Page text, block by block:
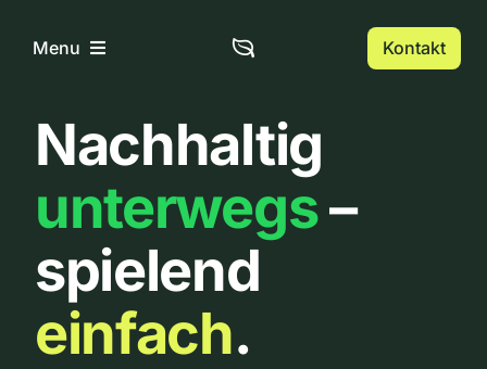
InhaltMenu
Home
Über uns
Urbanlist
Kontakt
Nachhaltig
unterwegs–
spielend
einfach.